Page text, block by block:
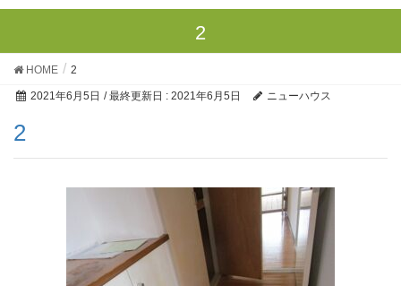
2
HOME 2
2021年6月5日 / 最終更新日 : 2021年6月5日 ニューハウス
2